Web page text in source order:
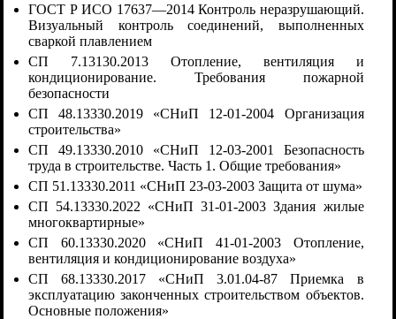
ГОСТ Р ИСО 17637—2014 Контроль неразрушающий.
Визуальный контроль соединений, выполненных
сваркой плавлением
СП 7.13130.2013 Отопление, вентиляция и
кондиционирование. Требования пожарной
безопасности
СП 48.13330.2019 «СНиП 12-01-2004 Организация
строительства»
СП 49.13330.2010 «СНиП 12-03-2001 Безопасность
труда в строительстве. Часть 1. Общие требования»
СП 51.13330.2011 «СНиП 23-03-2003 Защита от шума»
СП 54.13330.2022 «СНиП 31-01-2003 Здания жилые
многоквартирные»
СП 60.13330.2020 «СНиП 41-01-2003 Отопление,
вентиляция и кондиционирование воздуха»
СП 68.13330.2017 «СНиП 3.01.04-87 Приемка в
эксплуатацию законченных строительством объектов.
Основные положения»